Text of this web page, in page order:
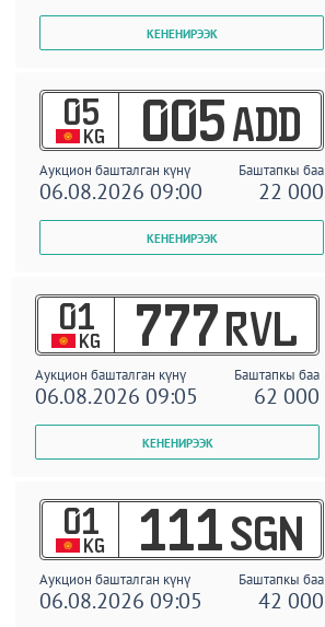
05
KG 005 ADD
Аукцион башталган күнү Баштапкы баа
06.08.2026 09:00 22 000
01
KG 777 RVL
Аукцион башталган күнү Баштапкы баа
06.08.2026 09:05 62 000
01
KG 111 SGN
Аукцион башталган күнү Баштапкы баа
06.08.2026 09:05 42 000